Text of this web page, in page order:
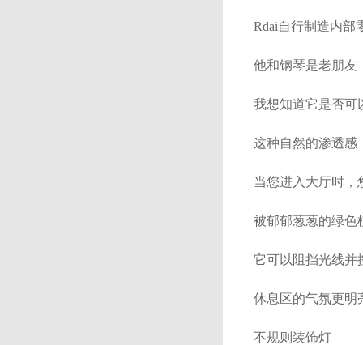
Rdai自行制造内部
他和钢琴是老朋友
我想知道它是否可
这种自然的渗透感
当您进入大厅时
被郁郁葱葱的绿色
它可以阻挡光线并
休息区的气氛更明亮
不规则装饰灯